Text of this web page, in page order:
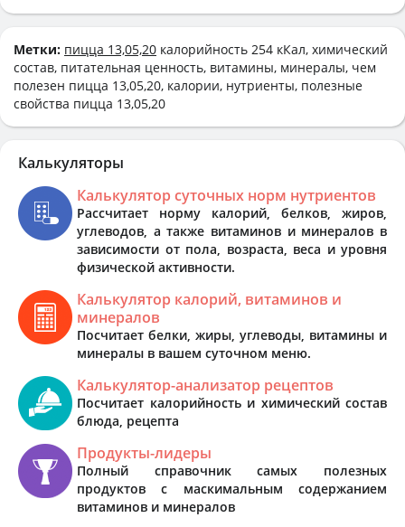
Метки: пицца 13,05,20 калорийность 254 кКал, химический
состав, питательная ценность, витамины, минералы, чем
полезен пицца 13,05,20, калории, нутриенты, полезные
свойства пицца 13,05,20
Калькуляторы
Калькулятор суточных норм нутриентов
Рассчитает норму калорий, белков, жиров,
углеводов, а также витаминов и минералов в
зависимости от пола, возраста, веса и уровня
физической активности.
Калькулятор калорий, витаминов и
минералов
Посчитает белки, жиры, углеводы, витамины и
минералы в вашем суточном меню.
Калькулятор-анализатор рецептов
Посчитает калорийность и химический состав
блюда, рецепта
Продукты-лидеры
Полный справочник самых полезных
продуктов с маскимальным содержанием
витаминов и минералов